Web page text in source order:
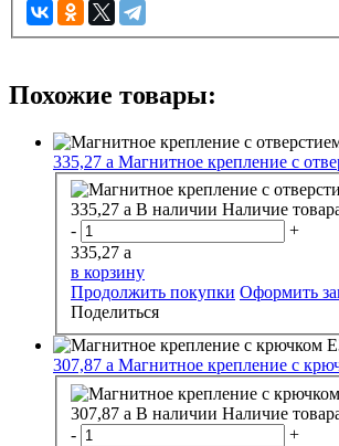
Похожие товары:
335,27 a Магнитное крепление с
335,27 a В наличии Наличие
-
+
335,27 a
в корзину
Продолжить покупки Оформить
Поделиться
307,87 a Магнитное крепление с
307,87 a В наличии Наличие
-
+